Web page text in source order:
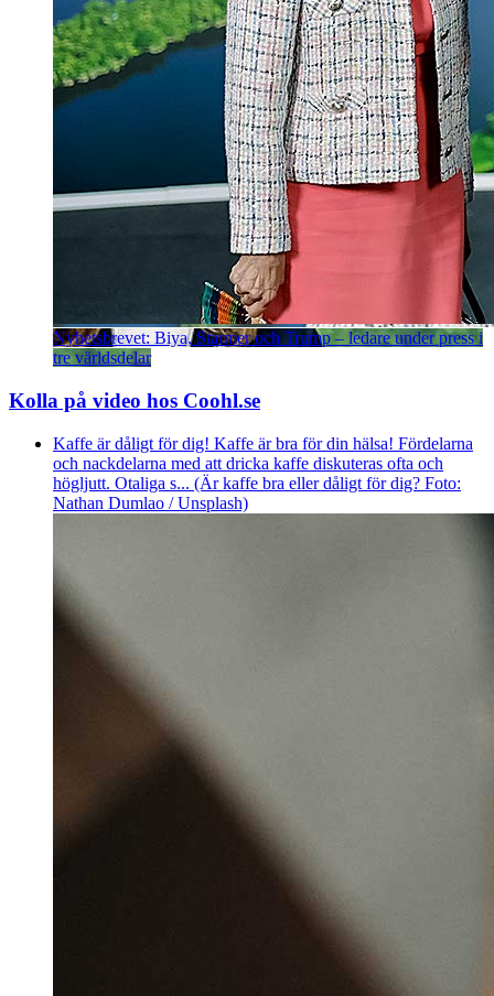
Nyhetsbrevet: Biya, Starmer och Trump – ledare under press i
tre världsdelar
Kolla på video hos Coohl.se
Kaffe är dåligt för dig! Kaffe är bra för din hälsa! Fördelarna
och nackdelarna med att dricka kaffe diskuteras ofta och
högljutt. Otaliga s... (Är kaffe bra eller dåligt för dig? Foto:
Nathan Dumlao / Unsplash)